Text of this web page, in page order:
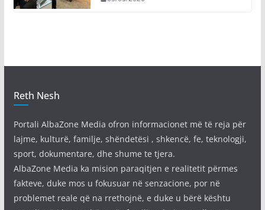
Reth Nesh
Portali AlbaZone Media ofron informacionet më të reja për
lajme, kulturë, familje, shëndetësi , shkencë, fe, teknologji,
sport, dokumentare, dhe shume te tjera.
AlbaZone Media ka mision paraqitjen e realitetit përmes
fakteve, duke mos u fokusuar në senzacione, por në
problemet reale që na rrethojnë, e duke u bërë kështu